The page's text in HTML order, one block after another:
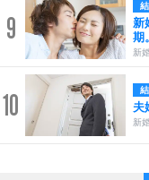
9
新
期。
新
10 夫
新